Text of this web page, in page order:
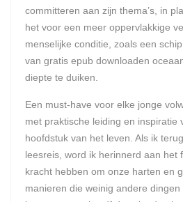
committeren aan zijn thema’s, in
het voor een meer oppervlakkige
menselijke conditie, zoals een
van gratis epub downloaden
diepte te duiken.
Een must-have voor elke jonge
met praktische leiding en inspiratie
hoofdstuk van het leven. Als ik
leesreis, word ik herinnerd aan het
kracht hebben om onze harten en
manieren die weinig andere